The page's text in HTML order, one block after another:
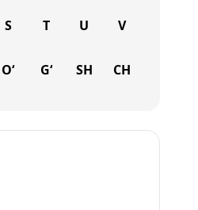
S T U V
O‘ G‘ SH CH